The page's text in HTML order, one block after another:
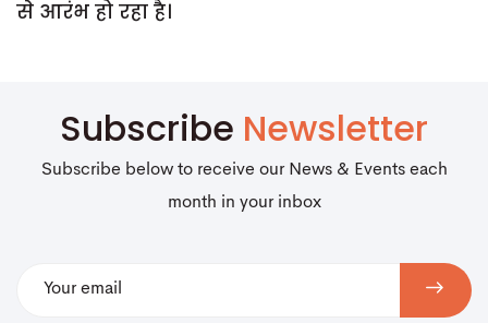
से आरंभ हो रहा है।
Subscribe Newsletter
Subscribe below to receive our News & Events each
month in your inbox